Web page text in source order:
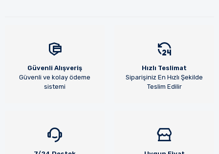
Güvenli Alışveriş
Güvenli ve kolay ödeme
sistemi
Hızlı Teslimat
Siparişiniz En Hızlı Şekilde
Teslim Edilir